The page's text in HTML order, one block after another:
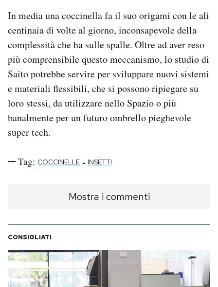
In media una coccinella fa il suo origami con le ali
centinaia di volte al giorno, inconsapevole della
complessità che ha sulle spalle. Oltre ad aver reso
più comprensibile questo meccanismo, lo studio di
Saito potrebbe servire per sviluppare nuovi sistemi
e materiali flessibili, che si possono ripiegare su
loro stessi, da utilizzare nello Spazio o più
banalmente per un futuro ombrello pieghevole
super tech.
Tag: COCCINELLE - INSETTI
Mostra i commenti
CONSIGLIATI